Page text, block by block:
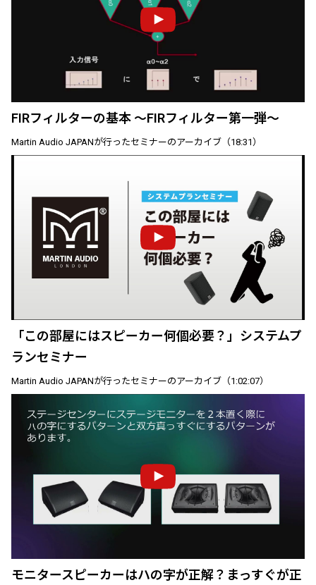
FIRフィルターの基本 ～FIRフィルター第一弾～
Martin Audio JAPANが行ったセミナーのアーカイブ（18:31）
「この部屋にはスピーカー何個必要？」システムプ
ランセミナー
Martin Audio JAPANが行ったセミナーのアーカイブ（1:02:07）
モニタースピーカーはハの字が正解？まっすぐが正